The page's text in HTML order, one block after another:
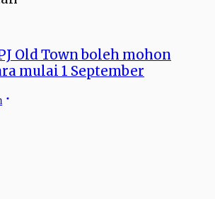
Old Town boleh mohon
mulai 1 September